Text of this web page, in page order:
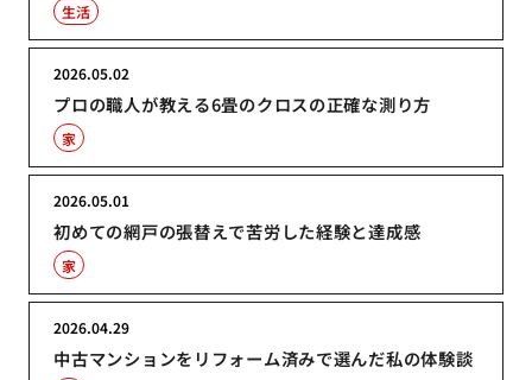
生活
プロの職人が教える6畳のクロスの正確な測り方
2026.05.02
家
初めての網戸の張替えで苦労した経験と達成感
2026.05.01
家
中古マンションをリフォーム済みで選んだ私の体験談
2026.04.29